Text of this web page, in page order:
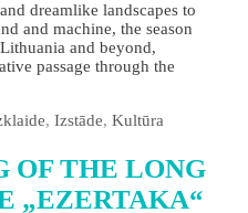
dreamlike landscapes to
and machine, the season
and beyond,
passage through the
, Izstāde, Kultūra
OF THE LONG
„EZERTAKA“